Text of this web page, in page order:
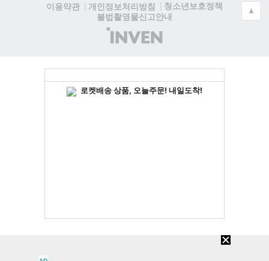
이용약관
개인정보처리방침
청소년보호정책
불법촬영물신고안내
(주)
인
▲